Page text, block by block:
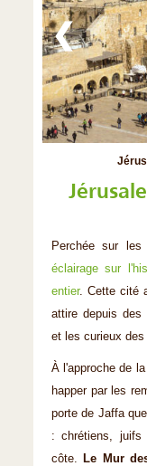
❮
Perchée sur
éclairage sur
entier. Cette cité
attire depuis des
et les curieux des
À l'approche de
happer par les
porte de Jaffa
: chrétiens,
côte.
Le Mur